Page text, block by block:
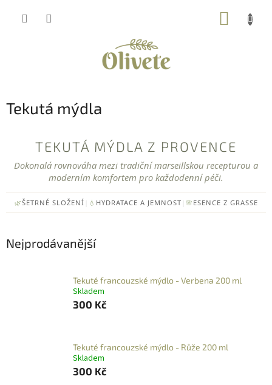
Tekutá mýdla
TEKUTÁ MÝDLA Z PROVENCE
Dokonalá rovnováha mezi tradiční marseillskou recepturou a
moderním komfortem pro každodenní péči.
🌿ŠETRNÉ SLOŽENÍ 💧 HYDRATACE A JEMNOST 🌸 ESENCE Z GRASSE
Nejprodávanější
Tekuté francouzské mýdlo - Verbena 200 ml
Skladem
300 Kč
Tekuté francouzské mýdlo - Růže 200 ml
Skladem
300 Kč